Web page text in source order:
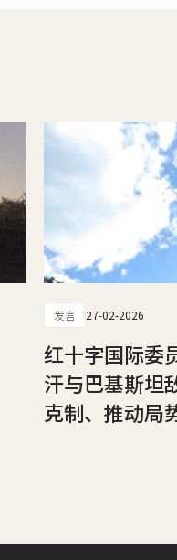
发言 27-02-2026
红十字国际委
汗与巴基斯坦
克制、推动局